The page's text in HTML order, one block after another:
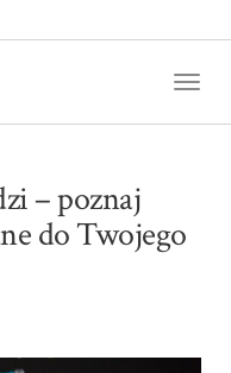
– poznaj
do Twojego